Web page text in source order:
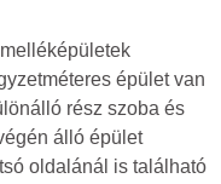
épület van
rész szoba és
álló épület
oldalánál is található